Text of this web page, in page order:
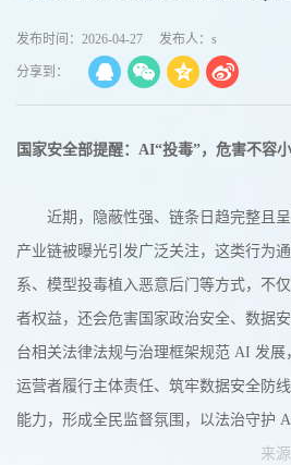
发布时间：2026-04-27 发布人：s
分享到：
国家安全部提醒：AI“投毒”，危害不容小
近期，隐蔽性强、链条日趋完整且
产业链被曝光引发广泛关注，这类行为
系、模型投毒植入恶意后门等方式，不
者权益，还会危害国家政治安全、数据
台相关法律法规与治理框架规范 AI 发
运营者履行主体责任、筑牢数据安全防
能力，形成全民监督氛围，以法治守护
来